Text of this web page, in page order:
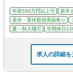
年収550万円以上可 新卒
産休・育休取得実績有り
夏～秋入職可
年間休日
求人の詳細を